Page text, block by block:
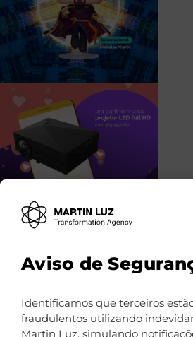
Aviso de
Identificamos que terceiros
fraudulentos utilizando
Martin Luz, simulando